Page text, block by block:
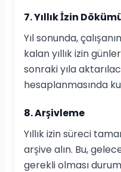
7. Yıllık İzin
Yıl sonunda,
kalan yıllık izin
sonraki yıla
hesaplanmasında
8. Arşivleme
Yıllık izin süreci
arşive alın. Bu,
gerekli olması